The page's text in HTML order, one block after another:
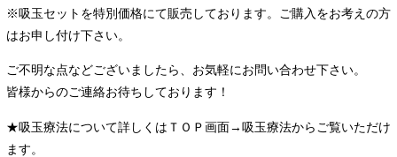
※吸玉セットを特別価格にて販売しております。ご購入をお考えの方
はお申し付け下さい。
ご不明な点などございましたら、お気軽にお問い合わせ下さい。
皆様からのご連絡お待ちしております！
★吸玉療法について詳しくはＴＯＰ画面→吸玉療法からご覧いただけ
ます。